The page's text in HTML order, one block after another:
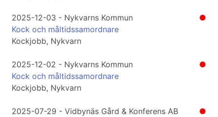
●
2025-12-03 - Nykvarns Kommun
Kock och måltidssamordnare
Kockjobb, Nykvarn
●
2025-12-02 - Nykvarns Kommun
Kock och måltidssamordnare
Kockjobb, Nykvarn
●
2025-07-29 - Vidbynäs Gård & Konferens AB